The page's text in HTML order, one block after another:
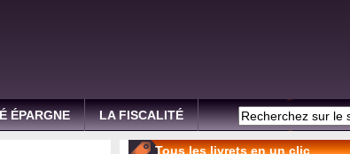
ÉPARGNE LA FISCALITÉ
Tous les livrets en un clic